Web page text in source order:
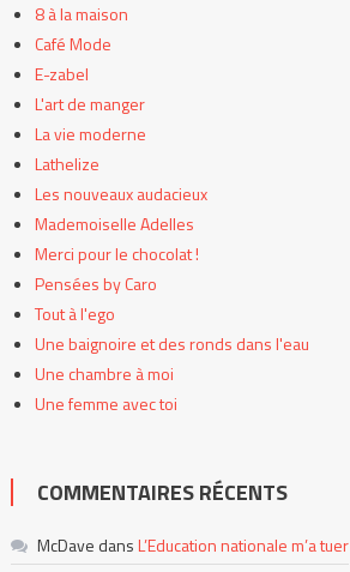
8 à la maison
Café Mode
E-zabel
L'art de manger
La vie moderne
Lathelize
Les nouveaux audacieux
Mademoiselle Adelles
Merci pour le chocolat !
Pensées by Caro
Tout à l'ego
Une baignoire et des ronds dans l'eau
Une chambre à moi
Une femme avec toi
COMMENTAIRES RÉCENTS
McDave dansL’Education nationale m’a tuer